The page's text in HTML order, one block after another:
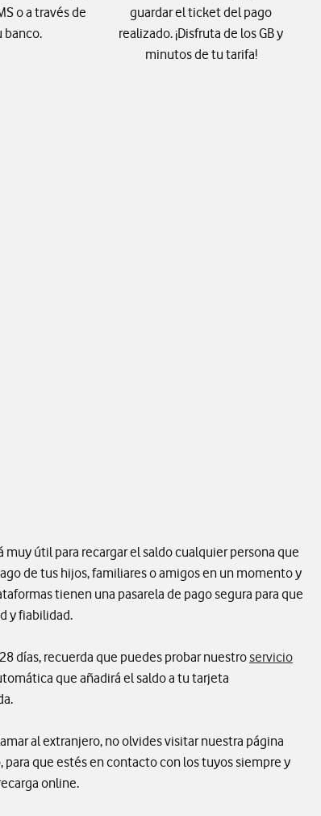
o a través de
banco.
guardar el ticket del pago
realizado. ¡Disfruta de los GB y
minutos de tu tarifa!
muy útil para recargar el saldo cualquier persona que
de tus hijos, familiares o amigos en un momento y
tienen una pasarela de pago segura para que
y fiabilidad.
días, recuerda que puedes probar nuestro servicio
que añadirá el saldo a tu tarjeta
al extranjero, no olvides visitar nuestra página
para que estés en contacto con los tuyos siempre y
online.